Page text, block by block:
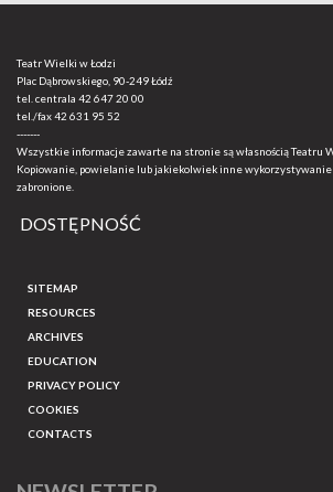
Teatr Wielki w Łodzi
Plac Dąbrowskiego, 90-249 Łódź
tel. centrala 42 647 20 00
tel./fax42 631 95 52
-------
Wszystkie informacje zawarte na stronie są własnością Teatru
Kopiowanie, powielanie lub jakiekolwiek inne wykorzystywanie
zabronione.
DOSTĘPNOŚĆ
SITEMAP
RESOURCES
ARCHIVES
EDUCATION
PRIVACY POLICY
COOKIES
CONTACTS